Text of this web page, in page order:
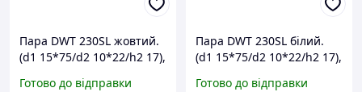
Пара DWT 230SL жовтий.
(d1 15*75/d2 10*22/h2 17),
Готово до відправки
Пара DWT 230SL білий.
(d1 15*75/d2 10*22/h2 17),
Готово до відправки